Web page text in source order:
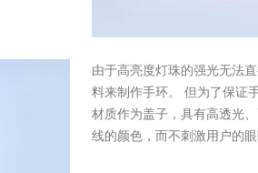
由于高亮度灯珠的强光无法
料来制作手环。 但为了保证
材质作为盖子，具有高透光
线的颜色，而不刺激用户的眼